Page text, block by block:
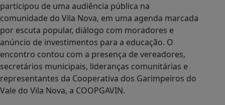
participou de uma audiência pública na
comunidade do Vila Nova, em uma agenda marcada
por escuta popular, diálogo com moradores e
anúncio de investimentos para a educação. O
encontro contou com a presença de vereadores,
secretários municipais, lideranças comunitárias e
representantes da Cooperativa dos Garimpeiros do
Vale do Vila Nova, a COOPGAVIN.